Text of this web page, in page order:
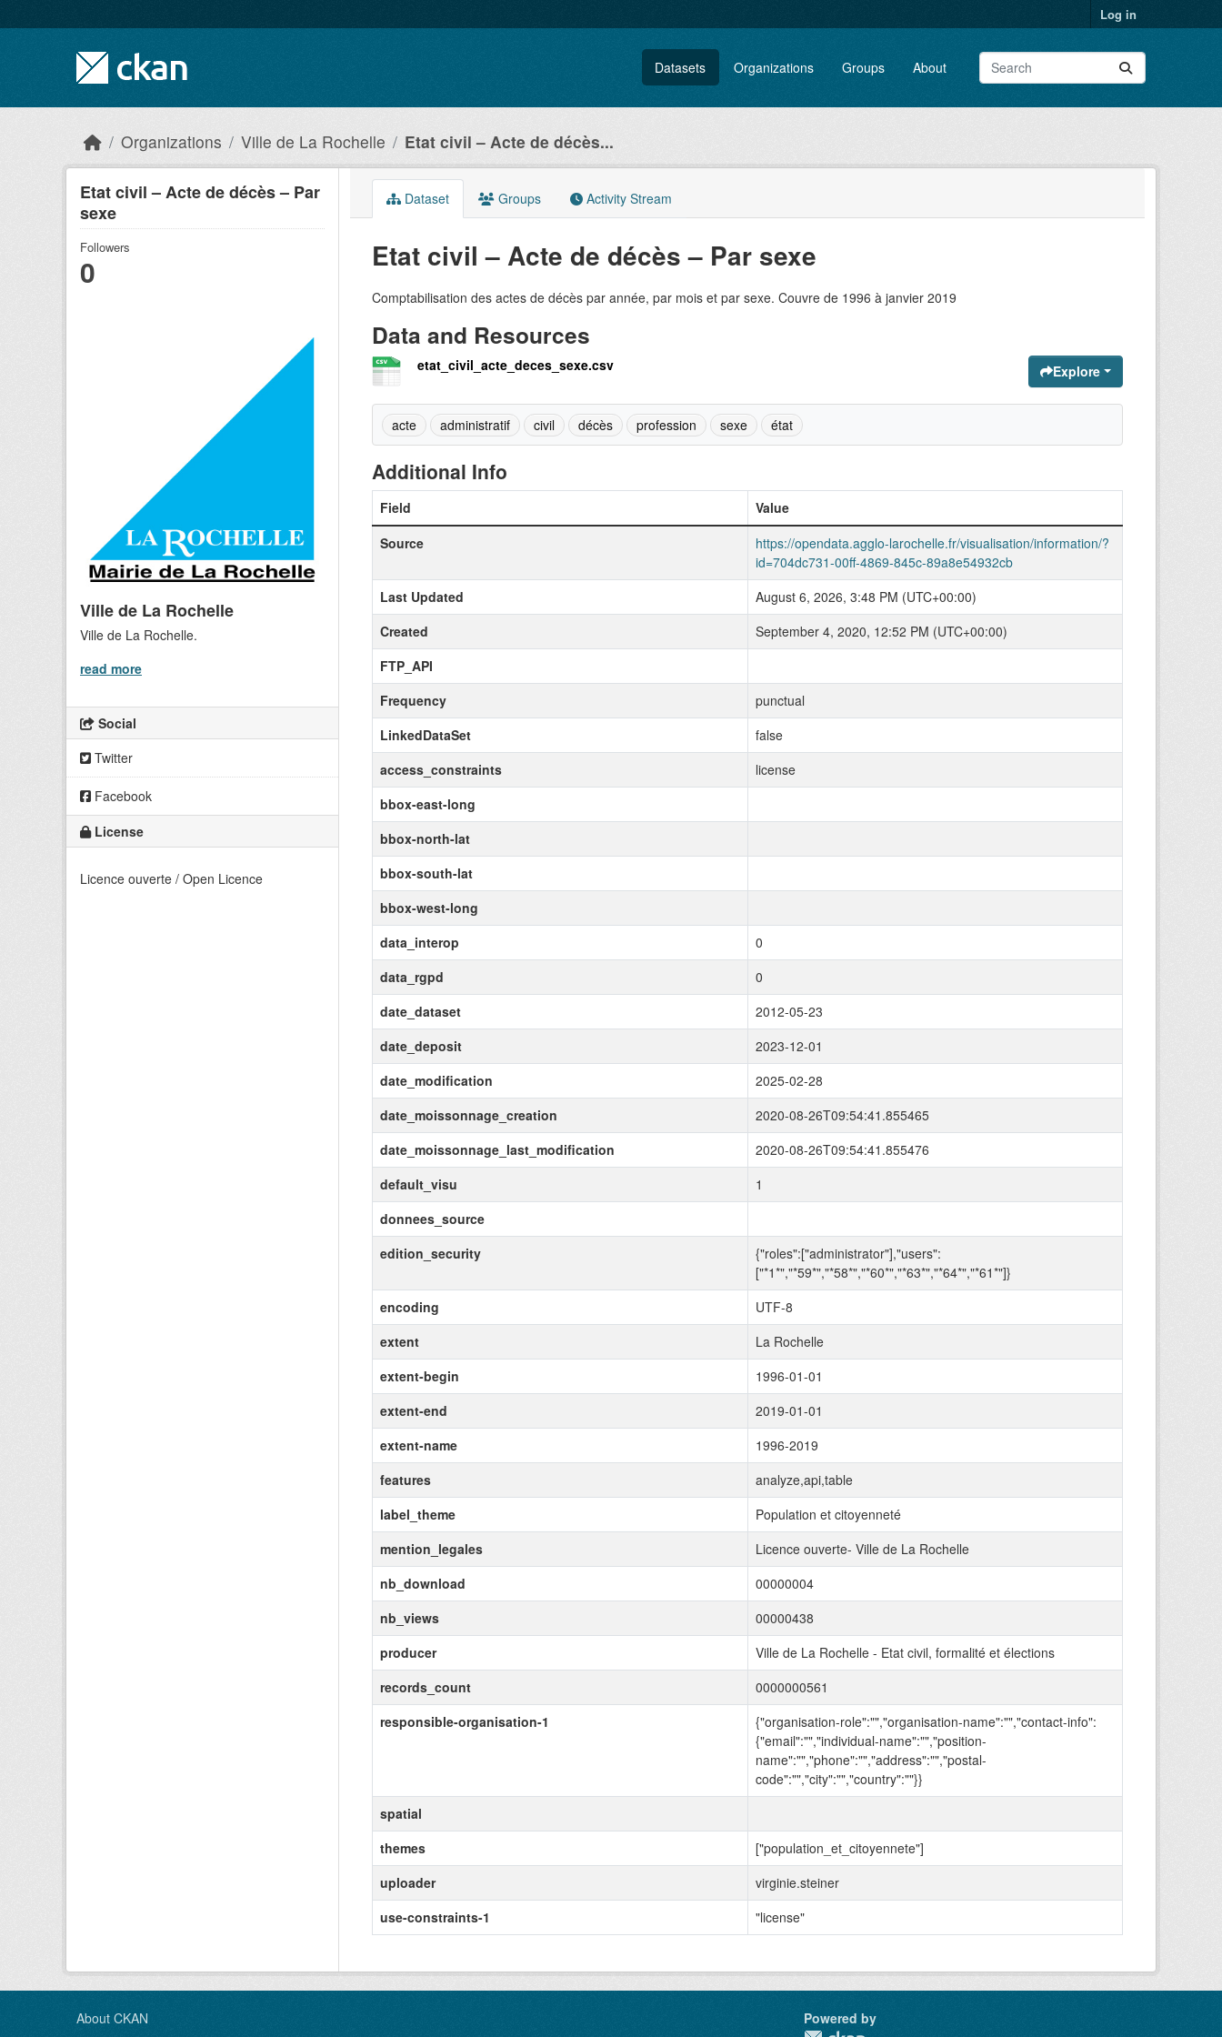
Log in
Datasets Organizations Groups About
Organizations Ville de La Rochelle Etat civil – Acte de décès...
Etat civil – Acte de décès – Par
sexe
Followers
0
Ville de La Rochelle
Ville de La Rochelle.
read more
Social
Twitter
Facebook
License
Licence ouverte / Open Licence
Dataset Groups Activity Stream
Etat civil – Acte de décès – Par sexe
Comptabilisation des actes de décès par année, par mois et par sexe. Couvre de 1996 à janvier 2019
Data and Resources
etat_civil_acte_deces_sexe.csv Explore
acte administratif civil décès profession sexe état
Additional Info
Field
Value
Source
https://opendata.agglo-larochelle.fr/visualisation/information/?
id=704dc731-00ff-4869-845c-89a8e54932cb
Last Updated
August 6, 2026, 3:48 PM (UTC+00:00)
Created
September 4, 2020, 12:52 PM (UTC+00:00)
FTP_API
Frequency
punctual
LinkedDataSet
false
access_constraints
license
bbox-east-long
bbox-north-lat
bbox-south-lat
bbox-west-long
data_interop
0
data_rgpd
0
date_dataset
2012-05-23
date_deposit
2023-12-01
date_modification
2025-02-28
date_moissonnage_creation
2020-08-26T09:54:41.855465
date_moissonnage_last_modification
2020-08-26T09:54:41.855476
default_visu
1
donnees_source
edition_security
{"roles":["administrator"],"users":
["*1*","*59*","*58*","*60*","*63*","*64*","*61*"]}
encoding
UTF-8
extent
La Rochelle
extent-begin
1996-01-01
extent-end
2019-01-01
extent-name
1996-2019
features
analyze,api,table
label_theme
Population et citoyenneté
mention_legales
Licence ouverte- Ville de La Rochelle
nb_download
00000004
nb_views
00000438
producer
Ville de La Rochelle - Etat civil, formalité et élections
records_count
0000000561
responsible-organisation-1
{"organisation-role":"","organisation-name":"","contact-info":
{"email":"","individual-name":"","position-
name":"","phone":"","address":"","postal-
code":"","city":"","country":""}}
spatial
themes
["population_et_citoyennete"]
uploader
virginie.steiner
use-constraints-1
"license"
About CKAN
Powered by